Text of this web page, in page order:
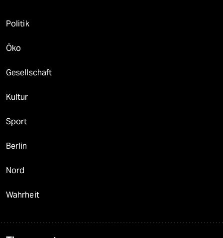
Politik
Öko
Gesellschaft
Kultur
Sport
Berlin
Nord
Wahrheit